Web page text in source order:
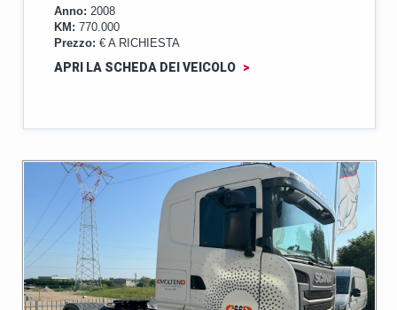
Anno: 2008
KM: 770.000
Prezzo: € A RICHIESTA
APRI LA SCHEDA DEI VEICOLO >